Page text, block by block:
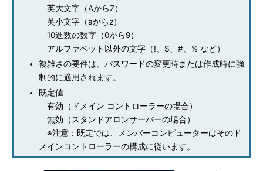
英大文字（AからZ）
英小文字（aからz）
10進数の数字（0から9）
アルファベット以外の文字（!、$、#、% など）
複雑さの要件は、パスワードの変更時または作成時に強
制的に適用されます。
既定値
有効（ドメイン コントローラーの場合）
無効（スタンドアロンサーバーの場合）
※注意：既定では、メンバーコンピューターはそのド
メインコントローラーの構成に従います。